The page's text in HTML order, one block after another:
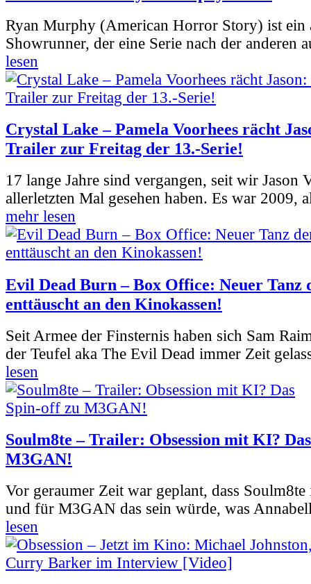
Ryan Murphy (American Horror Story) ist ein
Showrunner, der eine Serie nach der anderen
lesen
Crystal Lake – Pamela Voorhees rächt
Trailer zur Freitag der 13.-Serie!
17 lange Jahre sind vergangen, seit wir Jason
allerletzten Mal gesehen haben. Es war 2009,
mehr lesen
Evil Dead Burn – Box Office: Neuer Tanz
enttäuscht an den Kinokassen!
Seit Armee der Finsternis haben sich Sam
der Teufel aka The Evil Dead immer Zeit
lesen
Soulm8te – Trailer: Obsession mit KI?
M3GAN!
Vor geraumer Zeit war geplant, dass
und für M3GAN das sein würde, was
lesen